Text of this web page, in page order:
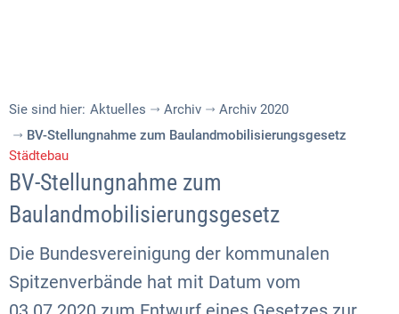
Sie sind hier: Aktuelles Archiv
Archiv 2020
BV-Stellungnahme zum Baulandmobilisierungsgesetz
Städtebau
BV-Stellungnahme zum
Baulandmobilisierungsgesetz
Die Bundesvereinigung der kommunalen
Spitzenverbände hat mit Datum vom